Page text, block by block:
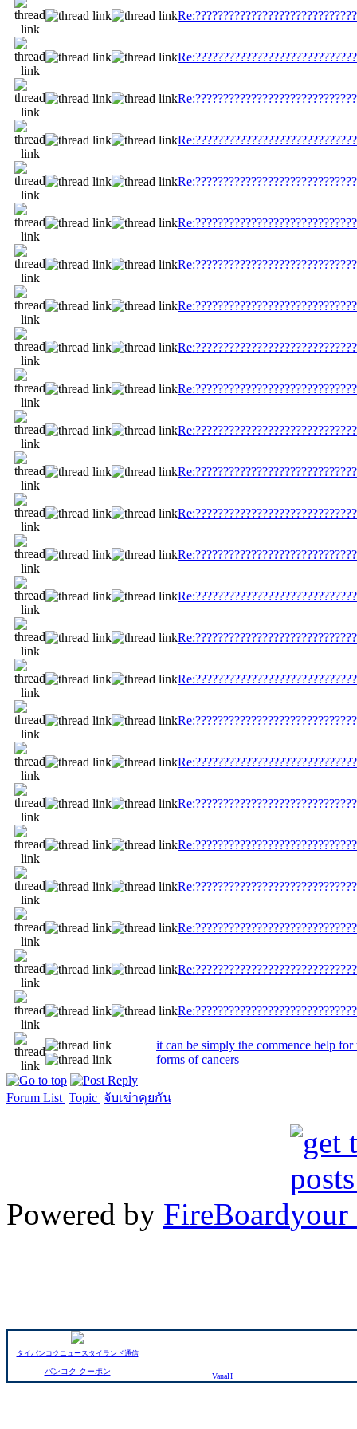
it can be simply the commence help
forms of cancers
Forum List Topic จับเข่าคุยกัน
Powered by FireBoard
タイバンコクニュースタイランド通信
バンコク クーポン
VanaH